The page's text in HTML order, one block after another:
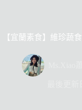
【宜蘭素食】維珍蔬